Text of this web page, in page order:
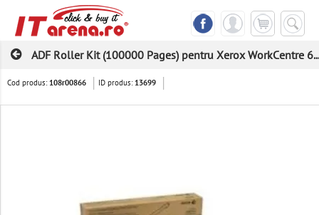
ADF Roller Kit (100000 Pages) pentru Xerox WorkCentre 6...
Cod produs: 108r00866 ID produs: 13699